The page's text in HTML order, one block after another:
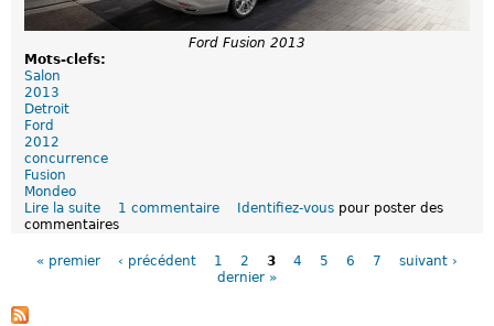
u
e
'
s
n
Ford Fusion 2013
Mots-clefs:
Salon
2013
Detroit
Ford
2012
concurrence
Fusion
Mondeo
Lire la suite
e
1 commentaire Identifiez-vous pour poster des
commentaires
s
« premier ‹ précédent 1 2 3 4 5 6 7
suivant ›
dernier »